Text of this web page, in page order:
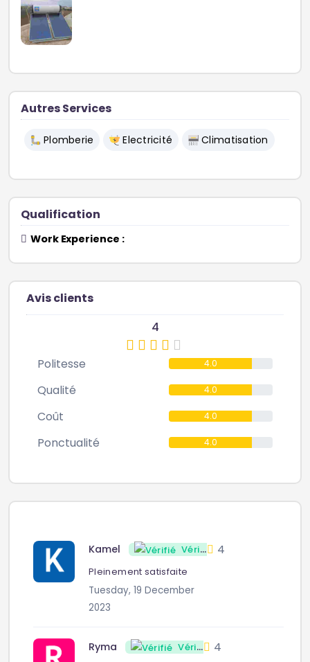
Autres Services
Plomberie Electricité Climatisation
Qualification
Work Experience :
Avis clients
4
Politesse 4.0
Qualité 4.0
Coût 4.0
Ponctualité 4.0
Kamel Vérifié 4
Pleinement satisfaite
Tuesday, 19 December
2023
Ryma Vérifié 4